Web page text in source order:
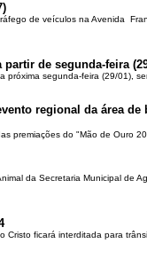
de veículos na Avenida
de segunda-feira
segunda-feira (29/01),
regional da área de
premiações do "Mão de Ouro
da Secretaria Municipal de
Cristo ficará interditada para